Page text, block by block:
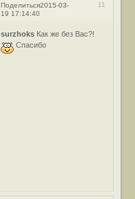
Поделиться 11
2015-03-
19 17:14:40
surzhoks Как же без Вас?!
Спасибо